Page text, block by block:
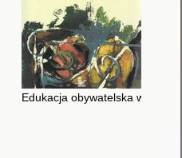
i losy wolności
Edukacja obywatelska w